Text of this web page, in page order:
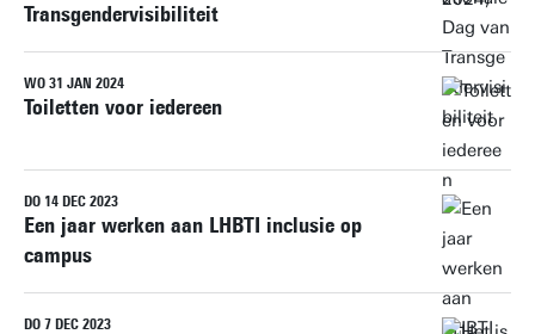
Transgendervisibiliteit
WO 31 JAN 2024
Toiletten voor iedereen
DO 14 DEC 2023
Een jaar werken aan LHBTI inclusie op
campus
DO 7 DEC 2023